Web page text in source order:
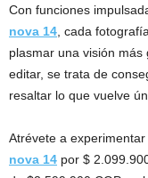
Con funciones
nova 14, cada
plasmar una visión
editar, se trata de
resaltar lo que vuelve
Atrévete a
nova 14 por $